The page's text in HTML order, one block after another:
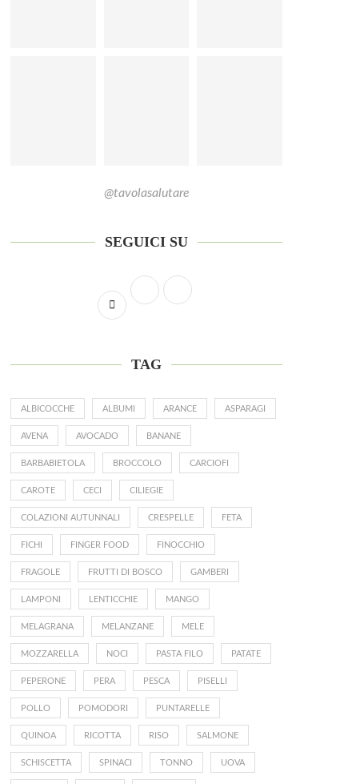
@tavolasalutare
SEGUICI SU
TAG
ALBICOCCHE ALBUMI ARANCE ASPARAGI
AVENA AVOCADO BANANE
BARBABIETOLA BROCCOLO CARCIOFI
CAROTE CECI CILIEGIE
COLAZIONI AUTUNNALI CRESPELLE FETA
FICHI FINGER FOOD FINOCCHIO
FRAGOLE FRUTTI DI BOSCO GAMBERI
LAMPONI LENTICCHIE MANGO
MELAGRANA MELANZANE MELE
MOZZARELLA NOCI PASTA FILO PATATE
PEPERONE PERA PESCA PISELLI
POLLO POMODORI PUNTARELLE
QUINOA RICOTTA RISO SALMONE
SCHISCETTA SPINACI TONNO UOVA